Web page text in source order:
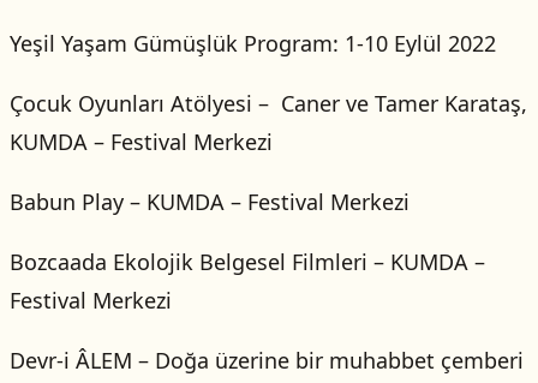
Yeşil Yaşam Gümüşlük Program: 1-10 Eylül 2022
Çocuk Oyunları Atölyesi – Caner ve Tamer Karataş,
KUMDA – Festival Merkezi
Babun Play – KUMDA – Festival Merkezi
Bozcaada Ekolojik Belgesel Filmleri – KUMDA –
Festival Merkezi
Devr-i ÂLEM – Doğa üzerine bir muhabbet çemberi